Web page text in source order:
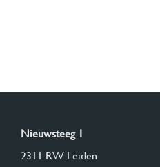
Nieuwsteeg 1
2311 RW Leiden